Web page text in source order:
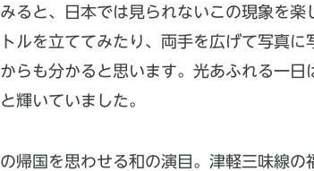
ると、日本では見られないこの現象を楽
ルを立ててみたり、両手を広げて写真に
らも分かると思います。光あふれる一日
輝いていました。
帰国を思わせる和の演目。津軽三味線の